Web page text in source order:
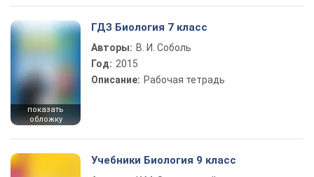
показать
обложку
ГДЗ Биология 7 класс
Авторы: В. И. Соболь
Год: 2015
Описание: Рабочая тетрадь
Учебники Биология 9 класс